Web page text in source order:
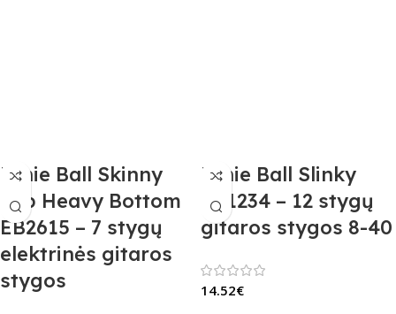
Ernie Ball Skinny
Top Heavy Bottom
EB2615 – 7 stygų
elektrinės gitaros
stygos
Ernie Ball Slinky
EB1234 – 12 stygų
gitaros stygos 8-40
14.52€